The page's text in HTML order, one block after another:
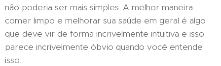
não poderia ser mais simples. A melhor maneira
comer limpo e melhorar sua saúde em geral é algo
que deve vir de forma incrivelmente intuitiva e isso
parece incrivelmente óbvio quando você entende
isso.